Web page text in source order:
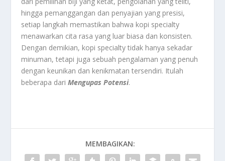
hingga pemanggangan dan penyajian yang presisi,
setiap langkah memastikan bahwa kopi specialty
menawarkan cita rasa yang luar biasa dan konsisten.
Dengan demikian, kopi specialty tidak hanya sekadar
minuman, tetapi juga sebuah pengalaman yang penuh
dengan keunikan dan kenikmatan tersendiri. Itulah
beberapa dariMengupas Potensi.
MEMBAGIKAN: